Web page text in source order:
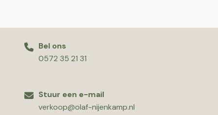
Bel ons
0572 35 21 31
Stuur een e-mail
verkoop@olaf-nijenkamp.nl